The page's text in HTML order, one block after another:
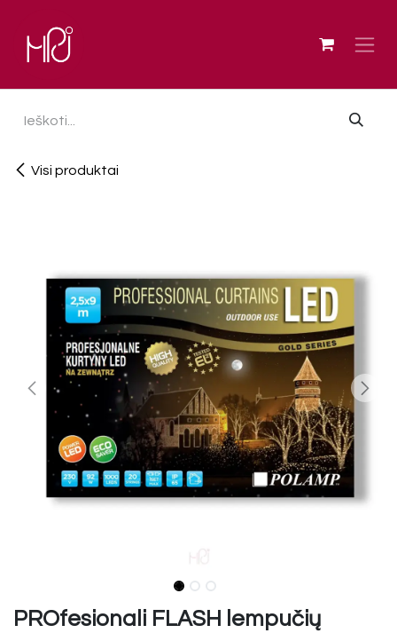
Visi produktai
PROfesionali FLASH lempučių